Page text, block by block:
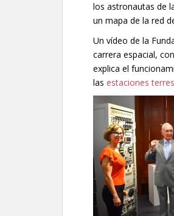
los astronautas de
un mapa de la red
Un vídeo de la
carrera espacial,
explica el
las estaciones